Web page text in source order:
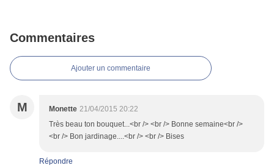
Commentaires
Ajouter un commentaire
M Monette 21/04/2015 20:22
Très beau ton bouquet...<br /> <br /> Bonne semaine<br />
<br /> Bon jardinage....<br /> <br /> Bises
Répondre